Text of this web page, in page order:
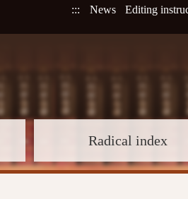
::: News Editing
Radical index